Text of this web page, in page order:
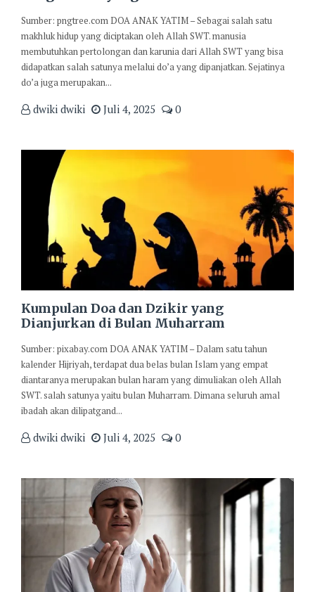
Sumber: pngtree.com DOA ANAK YATIM – Sebagai salah satu
makhluk hidup yang diciptakan oleh Allah SWT. manusia
membutuhkan pertolongan dan karunia dari Allah SWT yang bisa
didapatkan salah satunya melalui do’a yang dipanjatkan. Sejatinya
do’a juga merupakan...
dwiki dwiki Juli 4, 2025 0
Kumpulan Doa dan Dzikir yang
Dianjurkan di Bulan Muharram
Sumber: pixabay.com DOA ANAK YATIM – Dalam satu tahun
kalender Hijriyah, terdapat dua belas bulan Islam yang empat
diantaranya merupakan bulan haram yang dimuliakan oleh Allah
SWT. salah satunya yaitu bulan Muharram. Dimana seluruh amal
ibadah akan dilipatgand...
dwiki dwiki Juli 4, 2025 0